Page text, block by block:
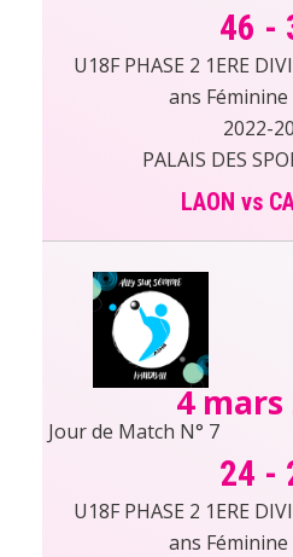
46 -
U18F PHASE 2 1ERE
ans
2022-
PALAIS DES
LAON vs
4 mars
Jour de Match N° 7
24 -
U18F PHASE 2 1ERE
ans